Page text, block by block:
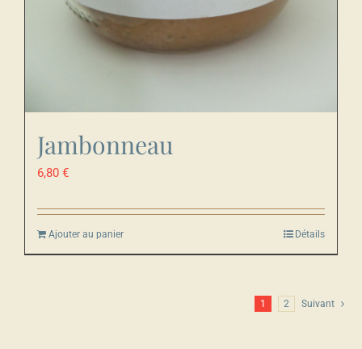
Jambonneau
6,80 €
Ajouter au panier Détails
1 2 Suivant